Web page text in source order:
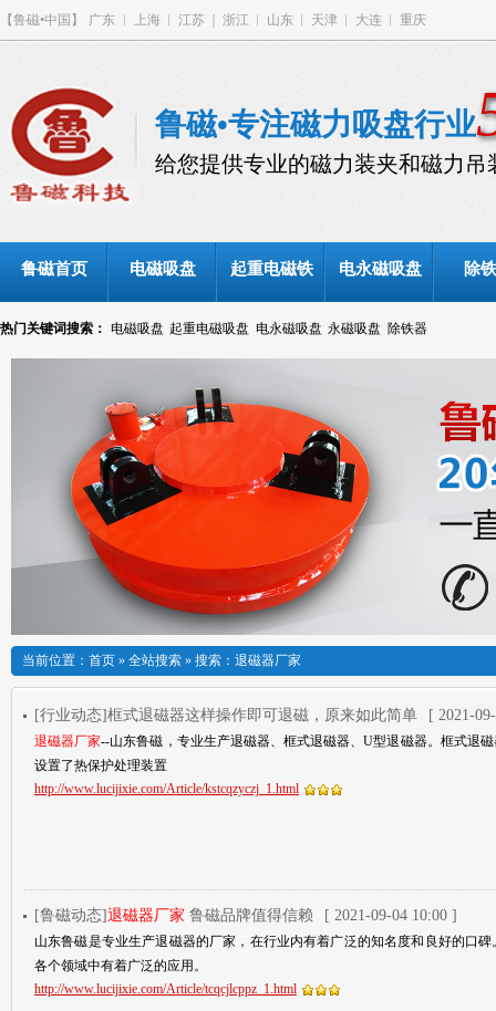
【鲁磁•中国】 广东 上海 江苏 浙江 山东 天津 大连 重庆
鲁磁•专注磁力吸盘行业
给您提供专业的磁力装夹和磁力吊
鲁磁首页 电磁吸盘 起重电磁铁 电永磁吸盘 除
热门关键词搜索： 电磁吸盘 起重电磁吸盘 电永磁吸盘 永磁吸盘 除铁器
当前位置： 首页 » 全站搜索 » 搜索：退磁器厂家
[行业动态]框式退磁器这样操作即可退磁，原来如此简单 [ 2021-
退磁器厂家--山东鲁磁，专业生产退磁器、框式退磁器、U型退磁器。框式退
设置了热保护处理装置
http://www.lucijixie.com/Article/kstcqzyczj_1.html
[鲁磁动态]退磁器厂家 鲁磁品牌值得信赖 [ 2021-09-04 10:00 ]
山东鲁磁是专业生产退磁器的厂家，在行业内有着广泛的知名度和良好的口
各个领域中有着广泛的应用。
http://www.lucijixie.com/Article/tcqcjlcppz_1.html